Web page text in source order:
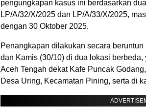
pengungkapan kasus ini berdasarkan
LP/A/32/X/2025 dan LP/A/33/X/2025,
dengan 30 Oktober 2025.
Penangkapan dilakukan secara
dan Kamis (30/10) di dua lokasi
Aceh Tengah dekat Kafe Puncak
Desa Uring, Kecamatan Pining, serta di